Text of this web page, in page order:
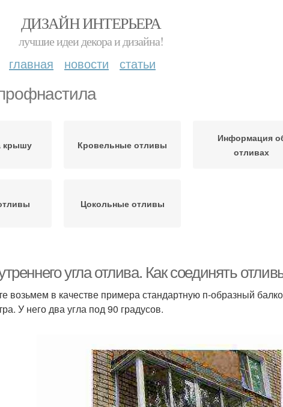
ДИЗАЙН ИНТЕРЬЕРА
лучшие идеи декора и дизайна!
главная новости статьи
крышу Кровельные отливы
Информация
отливах
Цокольные отливы
угла отлива. Как соединять
возьмем в качестве примера стандартную п-образный
У него два угла под 90 градусов.